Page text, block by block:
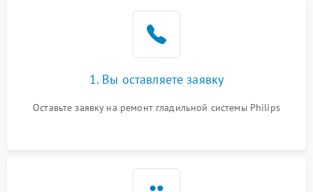
1. Вы оставляете заявку
Оставьте заявку на ремонт гладильной системы Philips